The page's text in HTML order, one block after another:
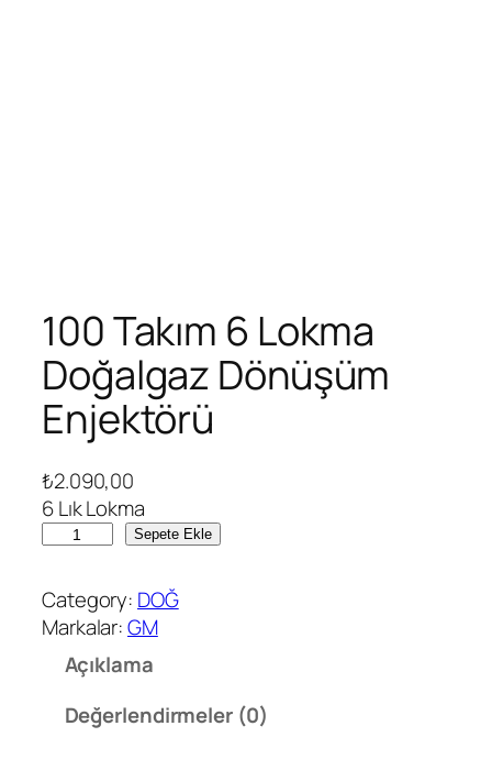
100 Takım 6 Lokma
Doğalgaz Dönüşüm
Enjektörü
₺2.090,00
6 Lık Lokma
0
T
Sepete Ekle
Category: DOĞ
Markalar:GM
Açıklama
Değerlendirmeler (0)